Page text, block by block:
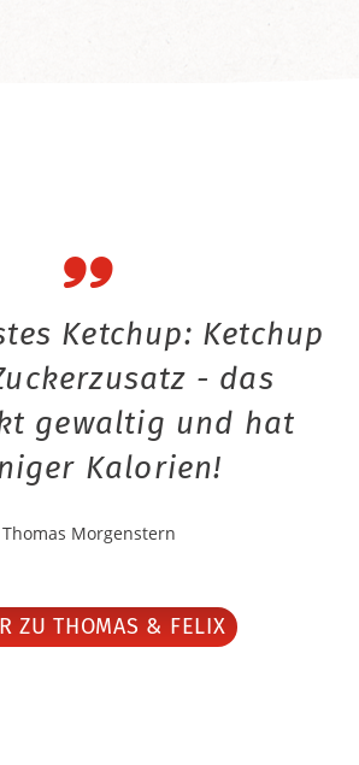
Ketchup: Ketchup
- das
gewaltig und hat
Kalorien!
Thomas Morgenstern
ZU THOMAS & FELIX